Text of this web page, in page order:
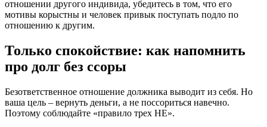
отношении другого индивида, убедитесь в том, что его
мотивы корыстны и человек привык поступать подло по
отношению к другим.
Только спокойствие: как напомнить
про долг без ссоры
Безответственное отношение должника выводит из себя. Но
ваша цель – вернуть деньги, а не поссориться навечно.
Поэтому соблюдайте «правило трех НЕ».